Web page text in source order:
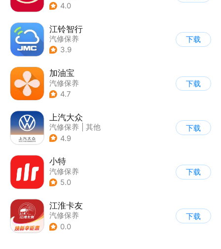
4.0
江铃智行
汽修保养
3.9
下载
加油宝
汽修保养
4.7
下载
上汽大众
汽修保养
其他
4.9
下载
小特
汽修保养
5.0
下载
江淮卡友
汽修保养
0.0
下载